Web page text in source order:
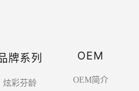
牌系列
炫彩芬龄
OEM
OEM简介